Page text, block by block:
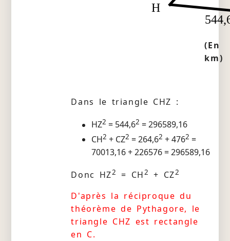
H
(En
km)
Dans le triangle CHZ :
HZ2 = 544,62 = 296589,16
CH2 + CZ2 = 264,62 + 4762 =
70013,16 + 226576 = 296589,16
Donc HZ2 = CH2 + CZ2
D'après la réciproque du
théorème de Pythagore, le
triangle CHZ est rectangle
en C.